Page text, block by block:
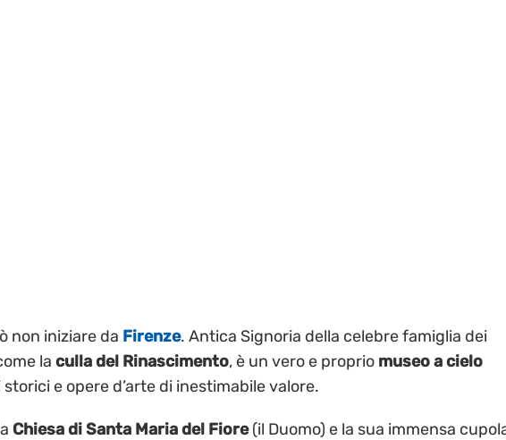
non iniziare da Firenze. Antica Signoria della celebre famiglia dei
la culla del Rinascimento, è un vero e proprio museo a cielo
e opere d’arte di inestimabile valore.
Chiesa di Santa Maria del Fiore(il Duomo) e la sua immensa